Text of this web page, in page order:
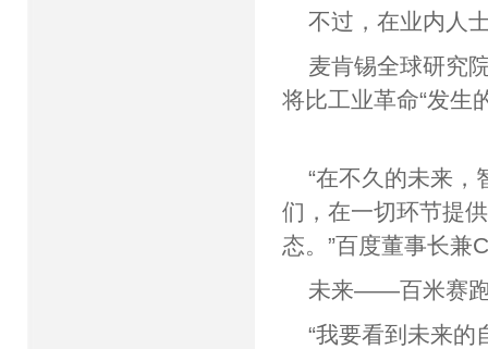
不过，在业内
麦肯锡全球研究
将比工业革命“发生
“在不久的未来
们，在一切环节提
态。”百度董事长
未来——百米
“我要看到未来的